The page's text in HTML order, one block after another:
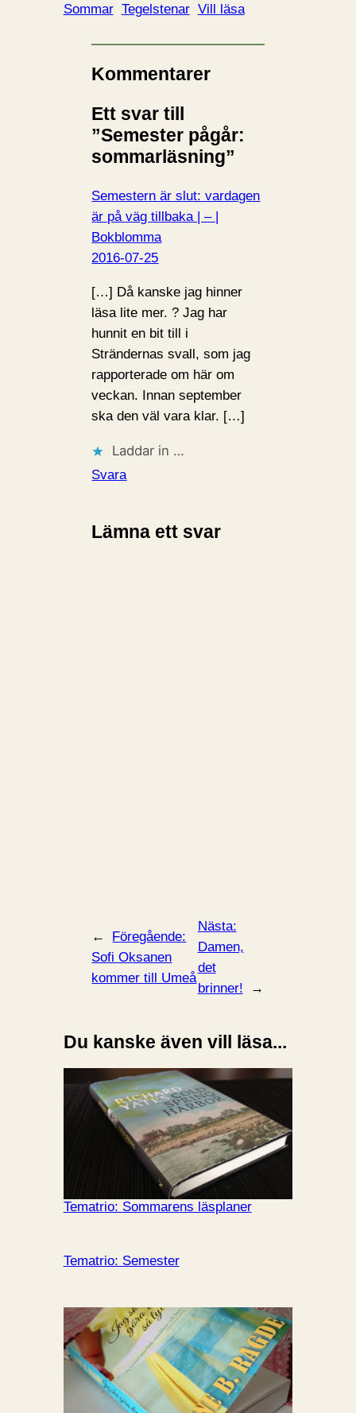
Sommar Tegelstenar Vill läsa
Kommentarer
Ett svar till
”Semester pågår:
sommarläsning”
Semestern är slut: vardagen
är på väg tillbaka | – |
Bokblomma
2016-07-25
[…] Då kanske jag hinner
läsa lite mer. ? Jag har
hunnit en bit till i
Strändernas svall, som jag
rapporterade om här om
veckan. Innan september
ska den väl vara klar. […]
Laddar in …
Svara
Lämna ett svar
←
Föregående:
Sofi Oksanen
kommer till Umeå
Nästa:
Damen,
det
brinner!
→
Du kanske även vill läsa...
Tematrio: Sommarens läsplaner
Tematrio: Semester